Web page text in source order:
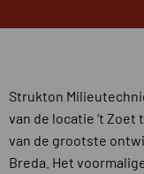
Strukton
van de locatie ’t Zoet
van de grootste
Breda. Het